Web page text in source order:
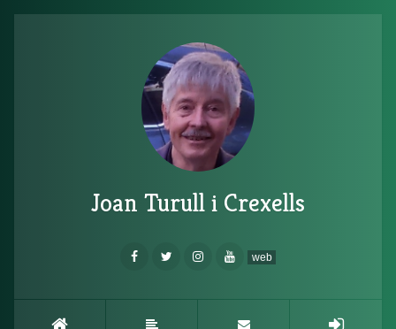
Joan Turull i Crexells
web